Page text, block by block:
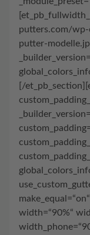
putters.com/
putter-
[/
width=“90%“